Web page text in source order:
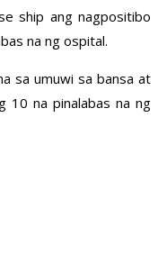
ship ang nagpositibo
na ng ospital.
sa umuwi sa bansa at
10 na pinalabas na ng